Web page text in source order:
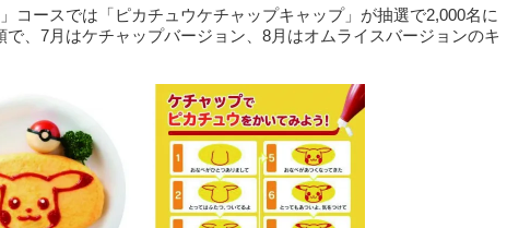
コースでは「ピカチュウケチャップキャップ」が抽選で2,000名に
、7月はケチャップバージョン、8月はオムライスバージョンのキ